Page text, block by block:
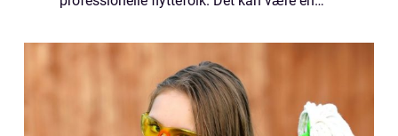
hvorfor langt de fleste vælger a...